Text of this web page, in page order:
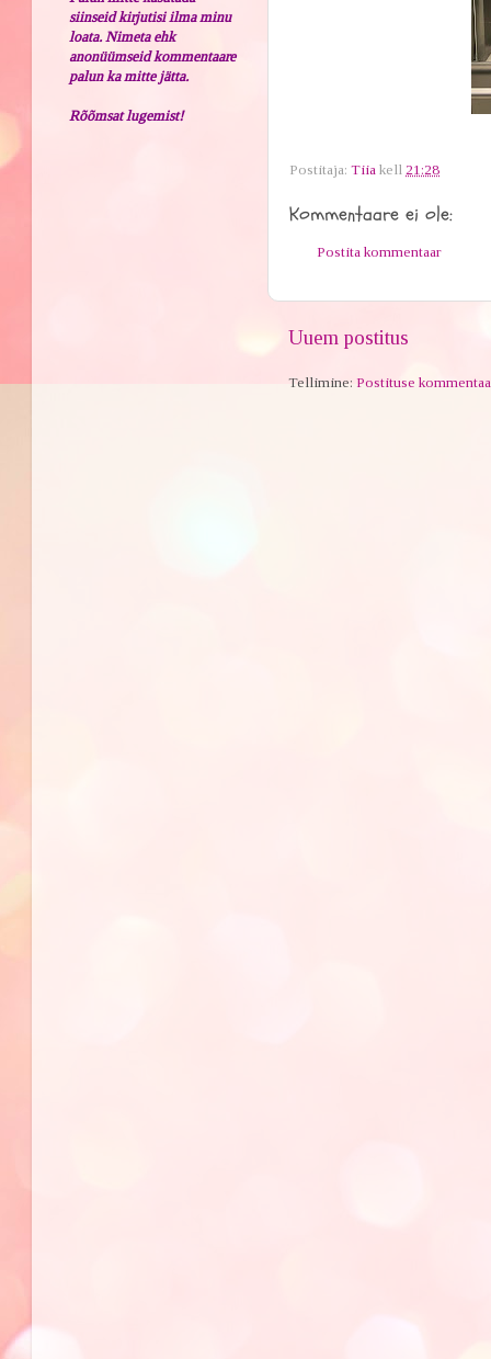
Postitaja:Tiia kell 21:28
Kommentaare ei ole:
Postita kommentaar
Uuem postitus
Tellimine:Postituse
siinseid kirjutisi ilma minu
loata. Nimeta ehk
anonüümseid kommentaare
palun ka mitte jätta.
Rõõmsat lugemist!